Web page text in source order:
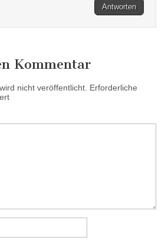
Antworten
Kommentar
nicht veröffentlicht. Erforderliche